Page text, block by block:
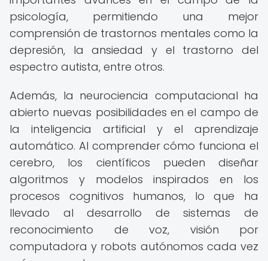
psicología, permitiendo una mejor
comprensión de trastornos mentales como la
depresión, la ansiedad y el trastorno del
espectro autista, entre otros.
Además, la neurociencia computacional ha
abierto nuevas posibilidades en el campo de
la inteligencia artificial y el aprendizaje
automático. Al comprender cómo funciona el
cerebro, los científicos pueden diseñar
algoritmos y modelos inspirados en los
procesos cognitivos humanos, lo que ha
llevado al desarrollo de sistemas de
reconocimiento de voz, visión por
computadora y robots autónomos cada vez